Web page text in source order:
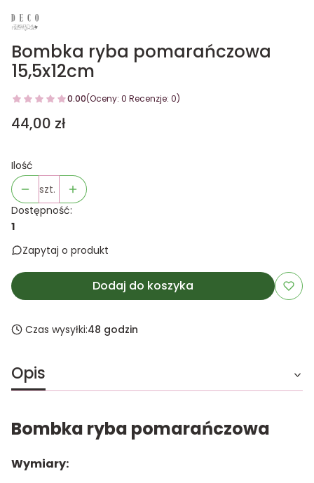
Bombka ryba pomarańczowa
15,5x12cm
0.00(Oceny: 0 Recenzje: 0)
Cena
44,00 zł
Ilość
szt.
Dostępność:
1
Zapytaj o produkt
Dodaj do koszyka
Czas wysyłki:48 godzin
Opis
Bombka ryba pomarańczowa
Wymiary: